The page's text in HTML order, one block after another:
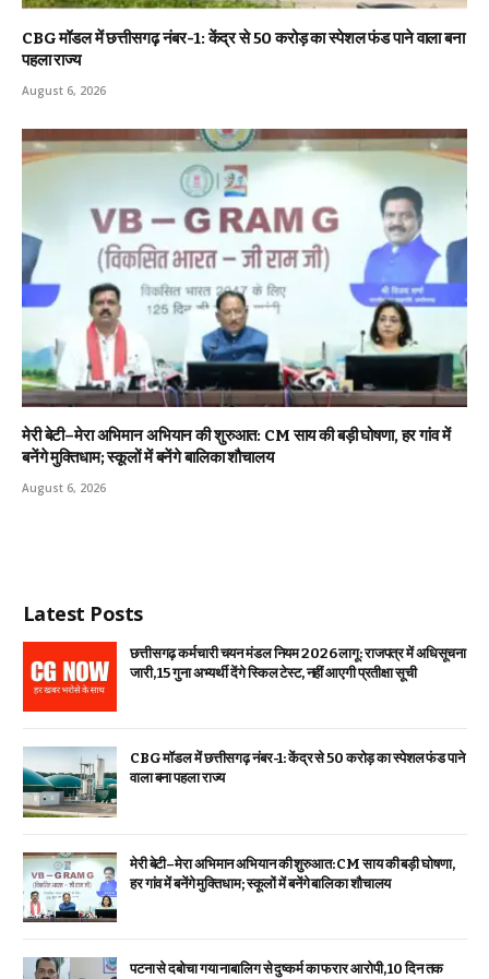
CBG मॉडल में छत्तीसगढ़ नंबर-1: केंद्र से ₹50 करोड़ का स्पेशल फंड पाने वाला बना
पहला राज्य
August 6, 2026
मेरी बेटी–मेरा अभिमान अभियान की शुरुआत: CM साय की बड़ी घोषणा, हर गांव में
बनेंगे मुक्तिधाम; स्कूलों में बनेंगे बालिका शौचालय
August 6, 2026
Latest Posts
छत्तीसगढ़ कर्मचारी चयन मंडल नियम 2026 लागू: राजपत्र में अधिसूचना
जारी, 15 गुना अभ्यर्थी देंगे स्किल टेस्ट, नहीं आएगी प्रतीक्षा सूची
CBG मॉडल में छत्तीसगढ़ नंबर-1: केंद्र से ₹50 करोड़ का स्पेशल फंड पाने
वाला बना पहला राज्य
मेरी बेटी–मेरा अभिमान अभियान की शुरुआत: CM साय की बड़ी घोषणा,
हर गांव में बनेंगे मुक्तिधाम; स्कूलों में बनेंगे बालिका शौचालय
पटना से दबोचा गया नाबालिग से दुष्कर्म का फरार आरोपी, 10 दिन तक